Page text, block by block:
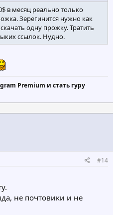
в месяц реально только
Зерегинится нужно как
одну прожку. Тратить
ссылок. Нудно.
Premium и стать гуру
#14
не почтовики и не